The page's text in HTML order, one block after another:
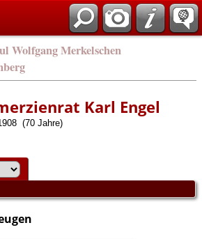
Wolfgang Merkelschen
Karl Engel
(70 Jahre)